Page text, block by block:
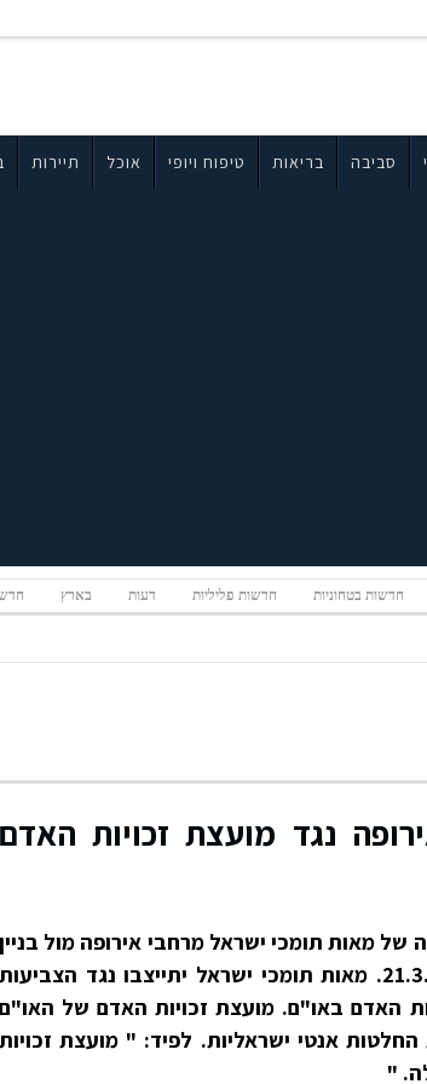
סביבה בריאות טיפוח ויופי אוכל תיירות
חדשות בטחוניות חדשות פליליות דעות בארץ
נגד מועצת זכויות האדם
מאות תומכי ישראל מרחבי אירופה מול בניין
מועצת זכויות האדם של האו"ם בז'נבה ב- 21.3.16. מאות תומכי ישראל יתייצבו נגד הצביעות
האדם באו"ם. מועצת זכויות האדם של האו"ם
אנטי ישראליות. לפיד: " מועצת זכויות
"